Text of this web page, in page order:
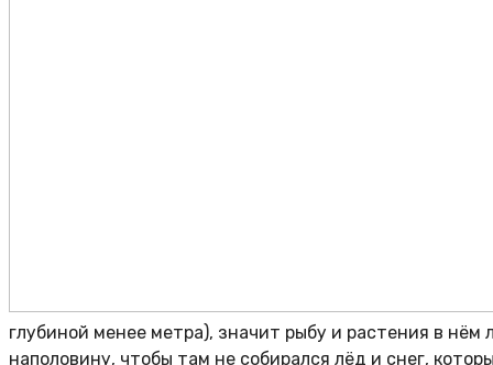
глубиной менее метра), значит рыбу и растения в
наполовину, чтобы там не собирался лёд и снег,